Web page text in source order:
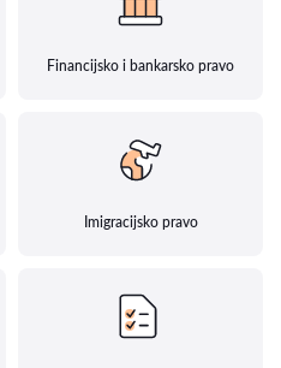
Financijsko i bankarsko pravo
Imigracijsko pravo